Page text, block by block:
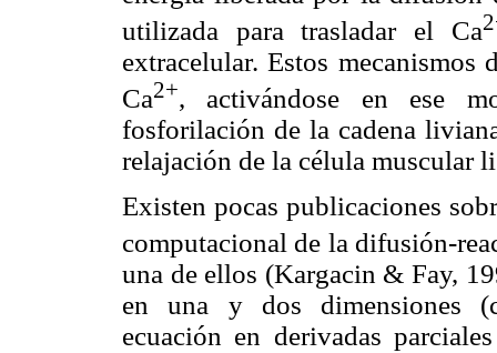
utilizada para trasladar el Ca
extracelular. Estos
Ca2+, activándose en ese
fosforilación de la cadena
relajación de la célula muscular
Existen pocas publicaciones
computacional de la difusión-
una de ellos (Kargacin & Fay,
en una y dos dimensiones
ecuación en derivadas